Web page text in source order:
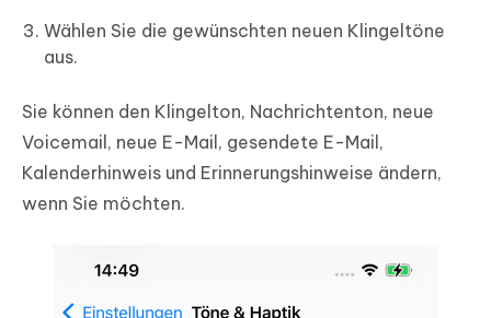
Wählen Sie die gewünschten neuen Klingeltöne
aus.
Sie können den Klingelton, Nachrichtenton, neue
Voicemail, neue E-Mail, gesendete E-Mail,
Kalenderhinweis und Erinnerungshinweise ändern,
wenn Sie möchten.